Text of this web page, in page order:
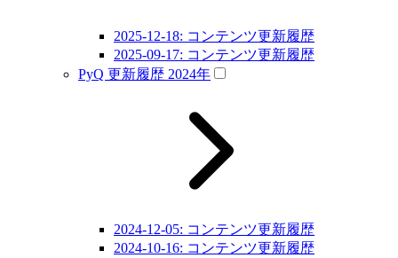
2025-12-18: コンテンツ更新履歴
2025-09-17: コンテンツ更新履歴
PyQ 更新履歴 2024年
2024-12-05: コンテンツ更新履歴
2024-10-16: コンテンツ更新履歴